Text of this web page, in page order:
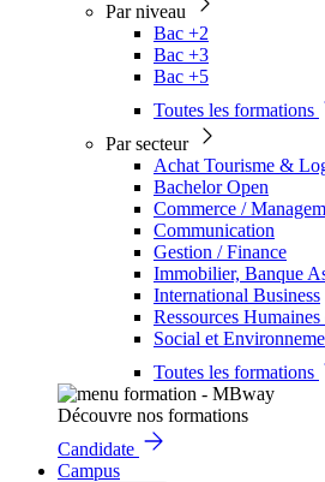
Par niveau
Bac +2
Bac +3
Bac +5
Toutes les formations
Par secteur
Achat Tourisme &
Bachelor Open
Commerce /
Communication
Gestion / Finance
Immobilier, Banque
International Business
Ressources
Social et
Toutes les formations
Découvre nos formations
Candidate
Campus